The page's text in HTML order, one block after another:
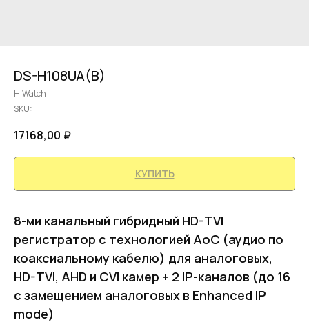
DS-H108UA(B)
HiWatch
SKU:
17168,00 ₽
КУПИТЬ
8-ми канальный гибридный HD-TVI
регистратор c технологией AoC (аудио по
коаксиальному кабелю) для аналоговых,
HD-TVI, AHD и CVI камер + 2 IP-каналов (до 16
с замещением аналоговых в Enhanced IP
mode)